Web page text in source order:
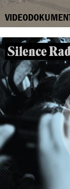
Silence